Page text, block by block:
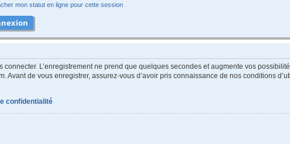
mon statut en ligne pour cette session
connecter. L’enregistrement ne prend que quelques secondes et augmente vos
Avant de vous enregistrer, assurez-vous d’avoir pris connaissance de nos conditions
confidentialité